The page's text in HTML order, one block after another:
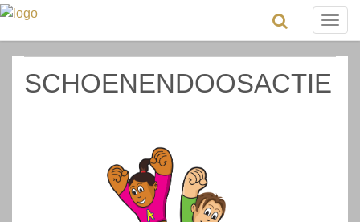
SCHOENENDOOSACTIE